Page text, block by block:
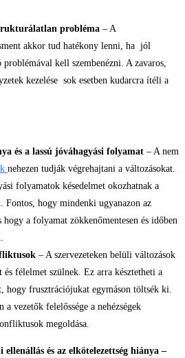
probléma – A
akkor tud hatékony lenni, ha jól
kell szembenézni. A zavaros,
kezelése sok esetben kudarcra ítéli a
és a lassú jóváhagyási folyamat – A nem
nehezen tudják végrehajtani a változásokat.
folyamatok késedelmet okozhatnak a
Fontos, hogy mindenki ugyanazon az
a folyamat zökkenőmentesen és időben
– A szervezeteken belüli változások
és félelmet szülnek. Ez arra késztetheti a
hogy frusztrációjukat egymáson töltsék ki.
a vezetők felelőssége a nehézségek
megoldása.
ellenállás és az elkötelezettség hiánya –